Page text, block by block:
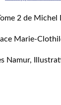
2 de
Marie-
Namur,